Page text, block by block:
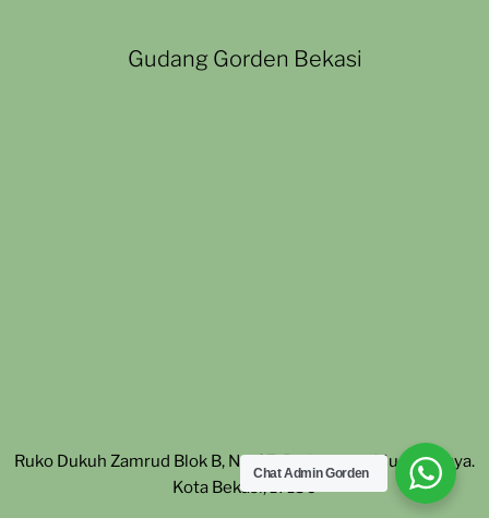
Gudang Gorden Bekasi
Ruko Dukuh Zamrud Blok B, No. 27. Padurenan, Mustika Jaya.
Kota Bekasi, 17156
Chat Admin Gorden